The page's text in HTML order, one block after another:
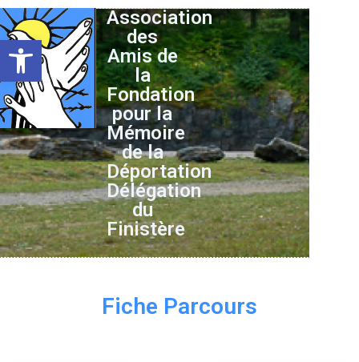
Ouvrir la barre d’outils
Association
des
Amis de
la
Fondation
pour la
Mémoire
de la
Déportation
Délégation
du
Finistère
Fiche Parcours